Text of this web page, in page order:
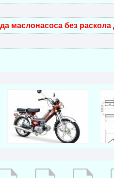
маслонасоса без раскола